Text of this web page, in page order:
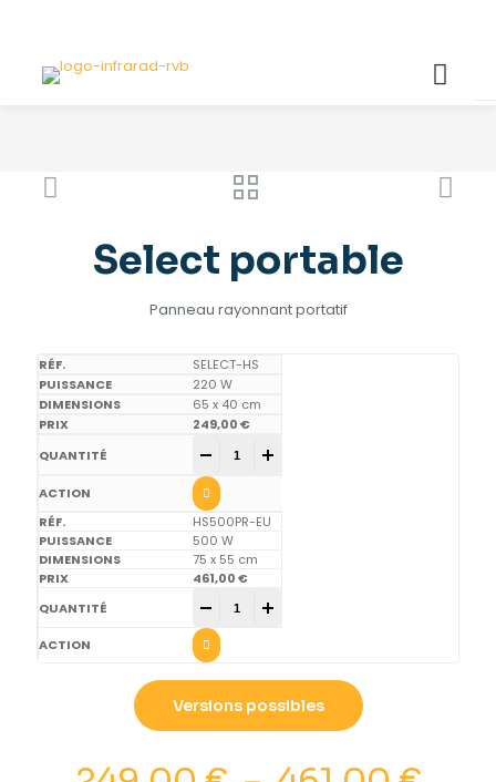
Select portable
Panneau rayonnant portatif
SELECT-HS
220 W
65 x 40 cm
249,00€
+
HS500PR-EU
500 W
75 x 55 cm
461,00€
Select portable quantity
+
Versions possibles